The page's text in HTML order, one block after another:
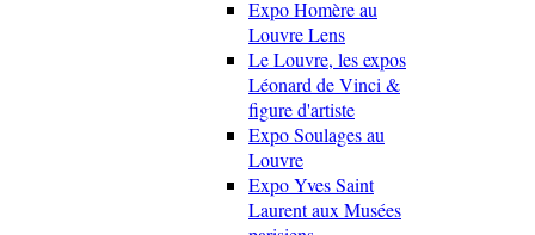
Expo Homère au
Louvre Lens
Le Louvre, les expos
Léonard de Vinci &
figure d'artiste
Expo Soulages au
Louvre
Expo Yves Saint
Laurent aux Musées